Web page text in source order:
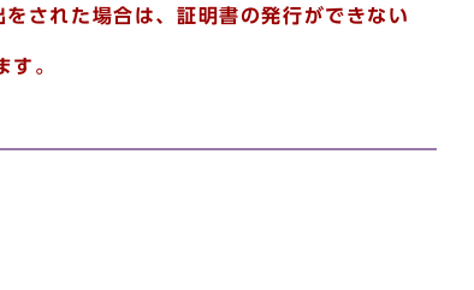
された場合は、証明書の発行ができない
す。